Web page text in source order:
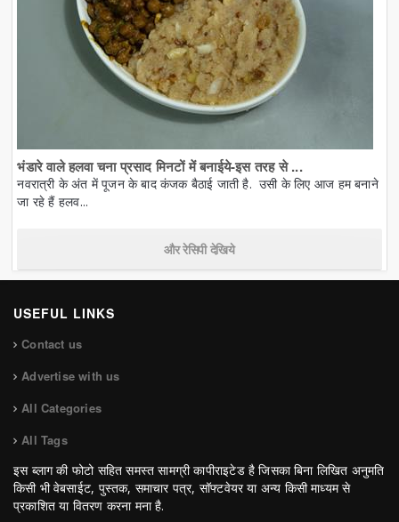
भंडारे वाले हलवा चना प्रसाद मिनटों में बनाईये-इस तरह से ...
नवरात्री के अंत में पूजन के बाद कंजक बैठाई जाती है. उसी के लिए आज हम बनाने
जा रहे हैं हलव...
और रेसिपी देखिये
USEFUL LINKS
Contact us
Advertise with us
All Categories
All Tags
इस ब्लाग की फोटो सहित समस्त सामग्री कापीराइटेड है जिसका बिना लिखित अनुमति
किसी भी वेबसाईट, पुस्तक, समाचार पत्र, सॉफ्टवेयर या अन्य किसी माध्यम से
प्रकाशित या वितरण करना मना है.